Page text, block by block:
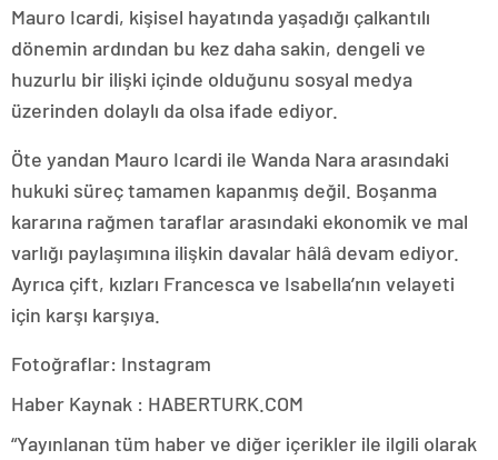
Mauro Icardi, kişisel hayatındayaşadığı çalkantılı
dönemin ardından bu kez daha sakin, dengeli ve
huzurlu bir ilişki içinde olduğunu sosyal medya
üzerinden dolaylı da olsa ifade ediyor.
Öte yandan Mauro Icardi ile Wanda Naraarasındaki
hukuki süreçtamamen kapanmış değil. Boşanma
kararına rağmen taraflararasındaki ekonomik ve mal
varlığı paylaşımına ilişkin davalar hâlâ devam ediyor.
Ayrıca çift, kızları Francesca ve Isabella’nın velayeti
için karşı karşıya.
Fotoğraflar: Instagram
Haber Kaynak : HABERTURK.COM
“Yayınlanan tüm haber ve diğer içerikler ile ilgili olarak